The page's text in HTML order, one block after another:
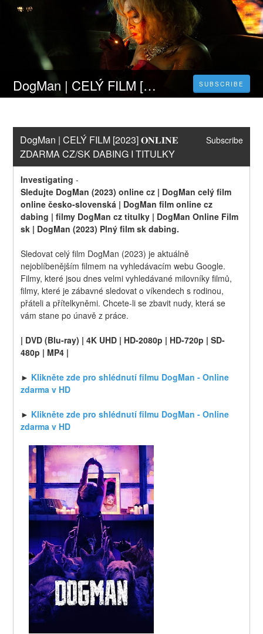
DogMan | CELÝ FILM [2023] 𝐎𝐍𝐋𝐈𝐍𝐄 ZDARMA CZ/SK DABING I TITULKY SUBSCRIBE
DogMan | CELÝ FILM [2023] 𝐎𝐍𝐋𝐈𝐍𝐄
ZDARMA CZ/SK DABING I TITULKY
Subscribe
Investigating -
Sledujte DogMan (2023) online cz | DogMan celý film
online česko-slovenská | DogMan film online cz
dabing | filmy DogMan cz titulky | DogMan Online Film
sk | DogMan (2023) Plný film sk dabing.
Sledovat celý film DogMan (2023) je aktuálně
nejoblíbenějším filmem na vyhledávacím webu Google.
Filmy, které jsou dnes velmi vyhledávané milovníky filmů,
filmy, které je zábavné sledovat o víkendech s rodinou,
přáteli a přítelkyněmi. Chcete-li se zbavit nudy, která se
vám stane po únavě z práce.
| DVD (Blu-ray) | 4K UHD | HD-2080p | HD-720p | SD-
480p | MP4 |
► Klikněte zde pro shlédnutí filmu DogMan - Online
zdarma v HD
► Klikněte zde pro shlédnutí filmu DogMan - Online
zdarma v HD